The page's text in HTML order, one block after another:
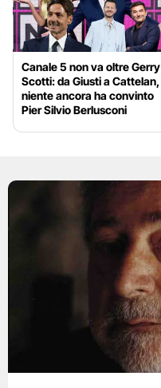
Canale 5 non va oltre Gerry
Scotti: da Giusti a Cattelan,
niente ancora ha convinto
Pier Silvio Berlusconi